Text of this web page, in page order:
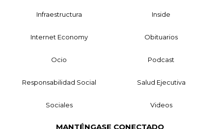
Infraestructura Inside
Internet Economy Obituarios
Ocio Podcast
Responsabilidad Social Salud Ejecutiva
Sociales Videos
MANTÉNGASE CONECTADO